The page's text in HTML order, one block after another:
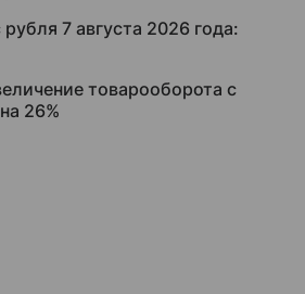
7 августа 2026 года:
товарооборота с
26%